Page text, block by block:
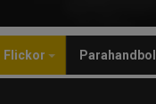
Flickor Parahandboll